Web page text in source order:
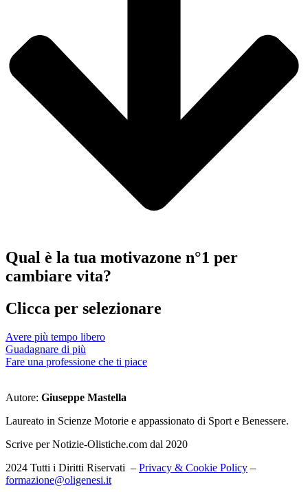
Qual è la tua motivazone n°1 per
cambiare vita?
Clicca per selezionare
Avere più tempo libero
Guadagnare di più
Fare una professione che ti piace
Autore: Giuseppe Mastella
Laureato in Scienze Motorie e appassionato di Sport e Benessere.
Scrive per Notizie-Olistiche.com dal 2020
2024 Tutti i Diritti Riservati – Privacy & Cookie Policy –
formazione@oligenesi.it